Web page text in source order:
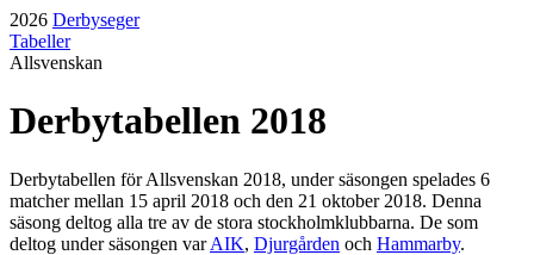
2026 Derbyseger
Tabeller
Allsvenskan
Derbytabellen 2018
Derbytabellen förAllsvenskan 2018, under säsongen spelades 6
matcher mellan 15 april 2018 och den 21 oktober 2018. Denna
säsong deltog alla tre av de stora stockholmklubbarna. De som
deltog under säsongen var AIK, Djurgården och Hammarby.